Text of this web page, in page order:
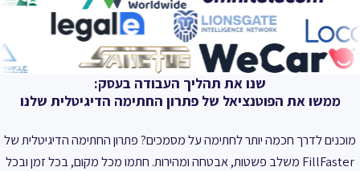
שנו את תהליך העבודה בעסק:
ממשו את הפוטנציאל של פתרון החתימה הדיגיטלית שלנו
מוכנים לדרך חכמה יותר לחתימה על מסמכים? פתרון החתימה הדיגיטלית של
FillFaster משלב פשטות, אבטחה ומהירות. חתמו מכל מקום, בכל זמן ובכל